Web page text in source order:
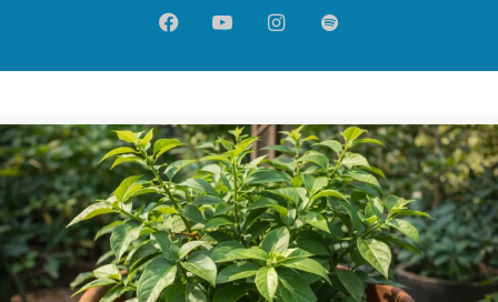
FacebookYouTubeInstagram
Spotify